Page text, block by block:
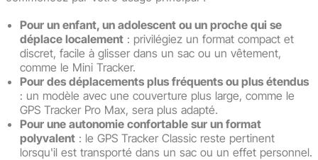
Pour un enfant, un adolescent ou un proche qui se
déplace localement : privilégiez un format compact et
discret, facile à glisser dans un sac ou un vêtement,
comme le Mini Tracker.
Pour des déplacements plus fréquents ou plus étendus
: un modèle avec une couverture plus large, comme le
GPS Tracker Pro Max, sera plus adapté.
Pour une autonomie confortable sur un format
polyvalent : le GPS Tracker Classic reste pertinent
lorsqu'il est transporté dans un sac ou un effet personnel.